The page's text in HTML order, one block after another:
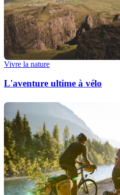
Vivre la nature
L'aventure ultime à vélo